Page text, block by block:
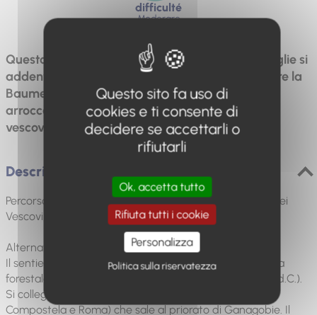
difficulté
Moderare
Questo piccolo sentiero escursionistico per famiglie si
addentra nel sottobosco della cresta per aggirare la
Baume, sul versante occidentale del villaggio
arroccato di Lurs, antica residenza dei principi
vescovi di Sisteron.
Descrizione
Percorso degli scritti. Castello (III secolo), passeggiata dei
Vescovi e i suoi 15 oratori.
Alternativa: Il sentiero degli ulivi
Il sentiero scende nei boschi di Lurs, seguendo una pista
forestale fino al ponte romano di Ganagobie (II secolo d.C.).
Si collega al GR653D (Cammino di Santiago verso
Compostela e Roma) che sale al priorato di Ganagobie. Il
Questo sito fa uso di
cookies e ti consente di
decidere se accettarli o
rifiutarli
Ok, accetta tutto
Rifiuta tutti i cookie
Personalizza
Politica sulla riservatezza